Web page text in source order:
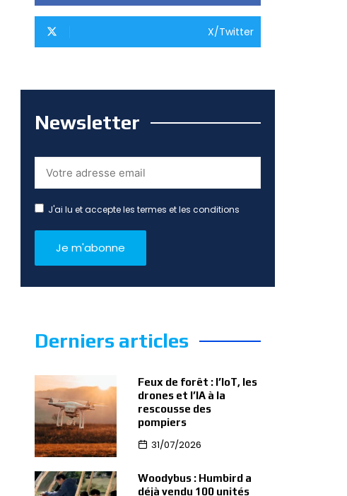
X/Twitter
Newsletter
J'ai lu et accepte les termes et les conditions
Derniers articles
Feux de forêt : l’IoT, les
drones et l’IA à la
rescousse des
pompiers
31/07/2026
Woodybus : Humbird a
déjà vendu 100 unités